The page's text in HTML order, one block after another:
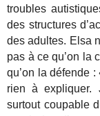
troubles
des structures
des adultes. Elsa
pas à ce qu’on la
qu’on la défende
rien à expliquer.
surtout coupable